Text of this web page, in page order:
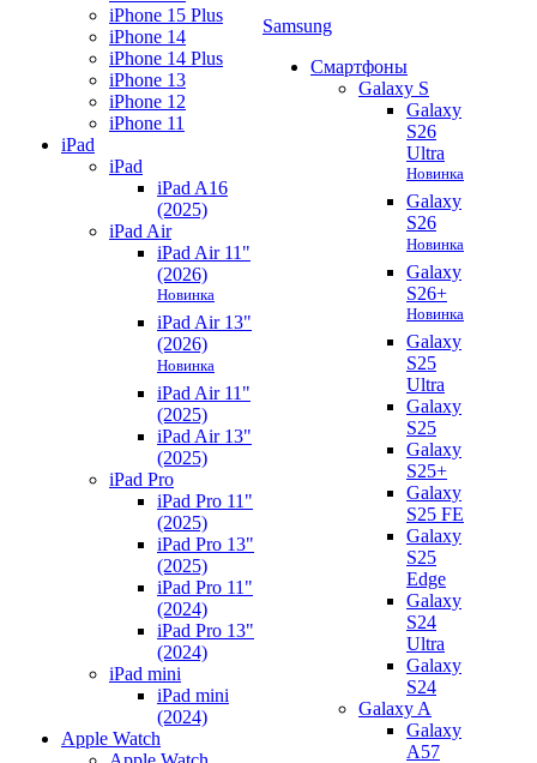
iPhone 15 Plus
iPhone 14
iPhone 14 Plus
iPhone 13
iPhone 12
iPhone 11
iPad
iPad
iPad A16
(2025)
iPad Air
iPad Air 11"
(2026)
Новинка
iPad Air 13"
(2026)
Новинка
iPad Air 11"
(2025)
iPad Air 13"
(2025)
iPad Pro
iPad Pro 11"
(2025)
iPad Pro 13"
(2025)
iPad Pro 11"
(2024)
iPad Pro 13"
(2024)
iPad mini
iPad mini
(2024)
Apple Watch
Samsung
Смартфоны
Galaxy S
Galaxy
S26
Ultra
Новинка
Galaxy
S26
Новинка
Galaxy
S26+
Новинка
Galaxy
S25
Ultra
Galaxy
S25
Galaxy
S25+
Galaxy
S25 FE
Galaxy
S25
Edge
Galaxy
S24
Ultra
Galaxy
S24
Galaxy A
Galaxy
A57